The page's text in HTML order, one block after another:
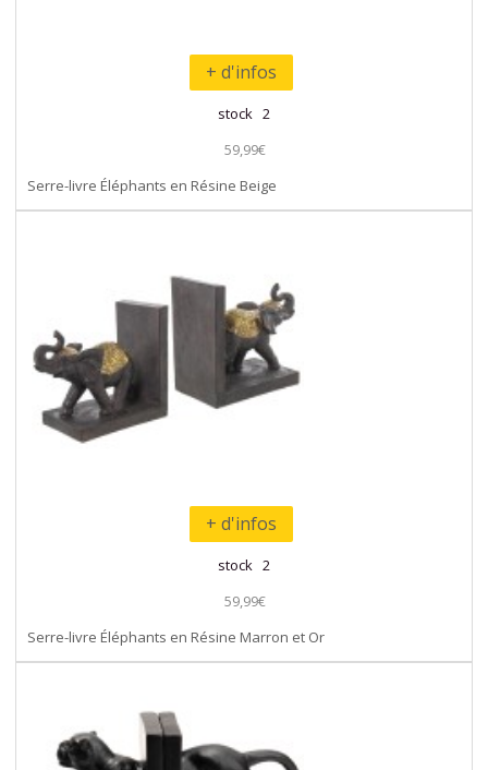
+ d'infos
stock 2
59,99€
Serre-livre Éléphants en Résine Beige
+ d'infos
stock 2
59,99€
Serre-livre Éléphants en Résine Marron et Or